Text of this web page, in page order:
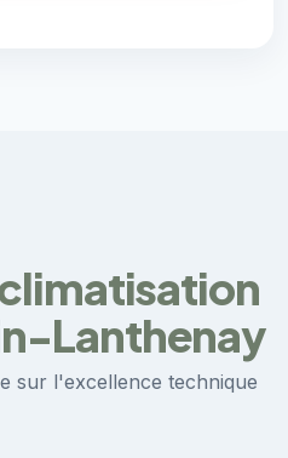
Lanthenay
sur l'excellence technique